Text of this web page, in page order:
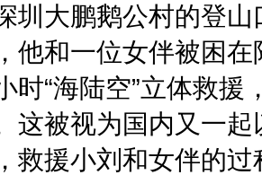
圳大鹏鹅公村的登
他和一位女伴被困
时“海陆空”立体救
这被视为国内又一
救援小刘和女伴的